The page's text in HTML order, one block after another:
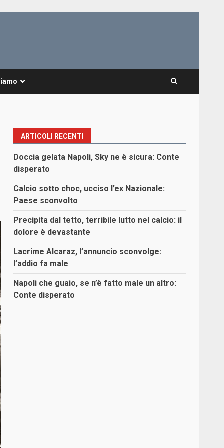
ARTICOLI RECENTI
Doccia gelata Napoli, Sky ne è sicura: Conte
disperato
Calcio sotto choc, ucciso l’ex Nazionale:
Paese sconvolto
Precipita dal tetto, terribile lutto nel calcio: il
dolore è devastante
Lacrime Alcaraz, l’annuncio sconvolge:
l’addio fa male
Napoli che guaio, se n’è fatto male un altro:
Conte disperato